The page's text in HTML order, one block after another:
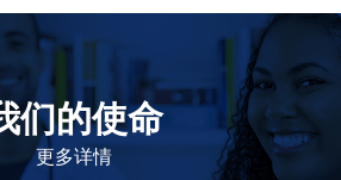
们的使命
更多详情
提高患者的生命健康和质量